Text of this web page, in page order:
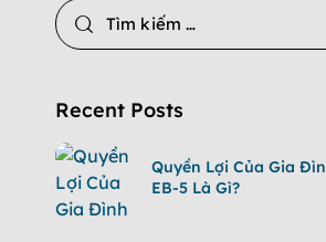
Recent Posts
Quyền Lợi Của Gia
EB-5 Là Gì?